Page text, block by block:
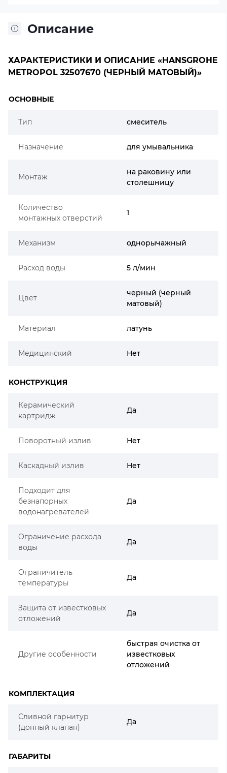
Описание
ХАРАКТЕРИСТИКИ И ОПИСАНИЕ «HANSGROHE
METROPOL 32507670 (ЧЕРНЫЙ МАТОВЫЙ)»
ОСНОВНЫЕ
Тип смеситель
Назначение для умывальника
Монтаж
на раковину или
столешницу
Количество
монтажных отверстий
1
Механизм однорычажный
Расход воды 5 л/мин
Цвет
черный (черный
матовый)
Материал латунь
Медицинский Нет
КОНСТРУКЦИЯ
Керамический
картридж
Да
Поворотный излив Нет
Каскадный излив Нет
Подходит для
безнапорных
водонагревателей
Да
Ограничение расхода
воды
Да
Ограничитель
температуры
Да
Защита от известковых
отложений
Да
Другие особенности
быстрая очистка от
известковых
отложений
КОМПЛЕКТАЦИЯ
Сливной гарнитур
(донный клапан)
Да
ГАБАРИТЫ